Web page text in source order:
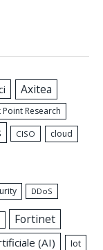
Axitea
Point Research
CISO cloud
DDoS
Fortinet
(AI) Iot